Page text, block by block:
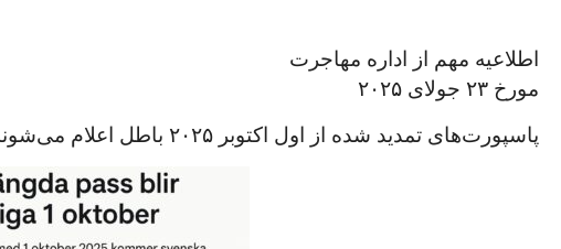
اطلاعیه مهم از اداره مهاجرت
مورخ ۲۳ جولای ۲۰۲۵
پاسپورت‌های تمدید شده از اول اکتوبر ۲۰۲۵ باطل اعلام می‌شوند